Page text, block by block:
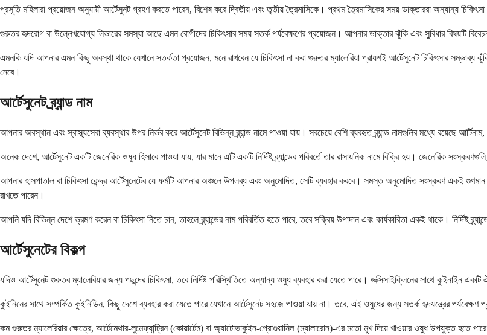
প্রসূতি মহিলারা প্রয়োজন অনুযায়ী আর্টেসুনট গ্রহণ করতে পারেন, বিশেষ করে দ্বিতীয় এবং তৃতীয় ত্রৈমাসিকে। প্রথম ত্রৈমাসিকের সময় ডাক্তাররা অন্যান্য
গুরুতর হৃদরোগ বা উল্লেখযোগ্য লিভারের সমস্যা আছে এমন রোগীদের চিকিৎসার সময় সতর্ক পর্যবেক্ষণের প্রয়োজন। আপনার ডাক্তার ঝুঁকি এবং সুবিধার বিষয়টি
এমনকি যদি আপনার এমন কিছু অবস্থা থাকে যেখানে সতর্কতা প্রয়োজন, মনে রাখবেন যে চিকিৎসা না করা গুরুতর ম্যালেরিয়া প্রায়শই আর্টেসুনেট চিকিৎসার সম্ভাব্য
নেবে।
আর্টেসুনেট ব্র্যান্ড নাম
আপনার অবস্থান এবং স্বাস্থ্যসেবা ব্যবস্থার উপর নির্ভর করে আর্টেসুনেট বিভিন্ন ব্র্যান্ড নামে পাওয়া যায়। সবচেয়ে বেশি ব্যবহৃত ব্র্যান্ড নামগুলির মধ্যে রয়েছে
অনেক দেশে, আর্টেসুনেট একটি জেনেরিক ওষুধ হিসাবে পাওয়া যায়, যার মানে এটি একটি নির্দিষ্ট ব্র্যান্ডের পরিবর্তে তার রাসায়নিক নামে বিক্রি হয়। জেনেরিক সংস্করণগুলি
আপনার হাসপাতাল বা চিকিৎসা কেন্দ্র আর্টেসুনেটের যে ফর্মটি আপনার অঞ্চলে উপলব্ধ এবং অনুমোদিত, সেটি ব্যবহার করবে। সমস্ত অনুমোদিত সংস্করণ একই
রাখতে পারেন।
আপনি যদি বিভিন্ন দেশে ভ্রমণ করেন বা চিকিৎসা নিতে চান, তাহলে ব্র্যান্ডের নাম পরিবর্তিত হতে পারে, তবে সক্রিয় উপাদান এবং কার্যকারিতা একই থাকে। নির্দিষ্ট
আর্টেসুনেটের বিকল্প
যদিও আর্টেসুনেট গুরুতর ম্যালেরিয়ার জন্য পছন্দের চিকিৎসা, তবে নির্দিষ্ট পরিস্থিতিতে অন্যান্য ওষুধ ব্যবহার করা যেতে পারে। ডক্সিসাইক্লিনের সাথে কুইনাইন
কুইনিনের সাথে সম্পর্কিত কুইনিডিন, কিছু দেশে ব্যবহার করা যেতে পারে যেখানে আর্টেসুনেট সহজে পাওয়া যায় না। তবে, এই ওষুধের জন্য সতর্ক হৃদযন্ত্রের পর্যবেক্ষণ
কম গুরুতর ম্যালেরিয়ার ক্ষেত্রে, আর্টেমেথার-লুমেফ্যান্ট্রিন (কোয়ার্টেম) বা অ্যাটোভাকুইন-প্রোগুয়ানিল (ম্যালারোন)-এর মতো মুখ দিয়ে খাওয়ার ওষুধ উপযুক্ত হতে